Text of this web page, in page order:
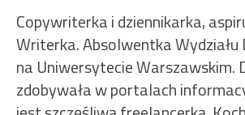
Copywriterka i dziennikarka,
Writerka. Absolwentka
na Uniwersytecie Warszawskim.
zdobywała w portalach